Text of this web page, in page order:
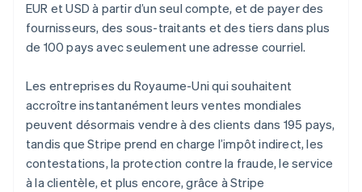
EUR et USD à partir d’un seul compte, et de payer des
fournisseurs, des sous-traitants et des tiers dans plus
de 100 pays avec seulement une adresse courriel.
Les entreprises du Royaume-Uni qui souhaitent
accroître instantanément leurs ventes mondiales
peuvent désormais vendre à des clients dans 195 pays,
tandis que Stripe prend en charge l’impôt indirect, les
contestations, la protection contre la fraude, le service
à la clientèle, et plus encore, grâce à Stripe
Allemagne
DeutschEnglish
Australie
English
Autriche
DeutschEnglish